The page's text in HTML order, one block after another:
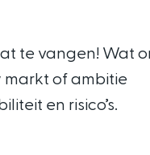
te vangen! Wat
markt of ambitie
en risico’s.